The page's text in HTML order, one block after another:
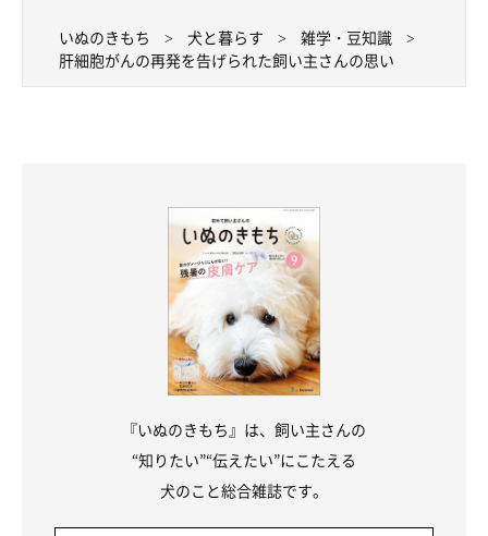
興奮させすぎないよう、ときどきオスワリをさせてクー
いぬのきもち 犬と暮らす
雑学・豆知識
肝細胞がんの再発を告げられた飼い主さんの思い
『いぬのきもち』は、飼い主さんの
“知りたい”“伝えたい”にこたえる
犬のこと総合雑誌です。